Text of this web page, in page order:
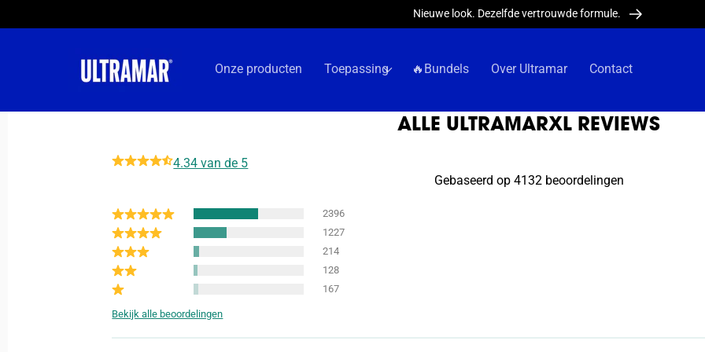
Nieuwe look. Dezelfde vertrouwde formule.
Onze producten Toepassing 🔥Bundels Over Ultramar Contact
ALLE ULTRAMARXL REVIEWS
4.34 van de 5
Gebaseerd op 4132 beoordelingen
2396
1227
214
128
167
Bekijk alle beoordelingen